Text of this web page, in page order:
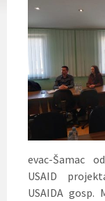
evac-Šamac
USAID
USAIDA